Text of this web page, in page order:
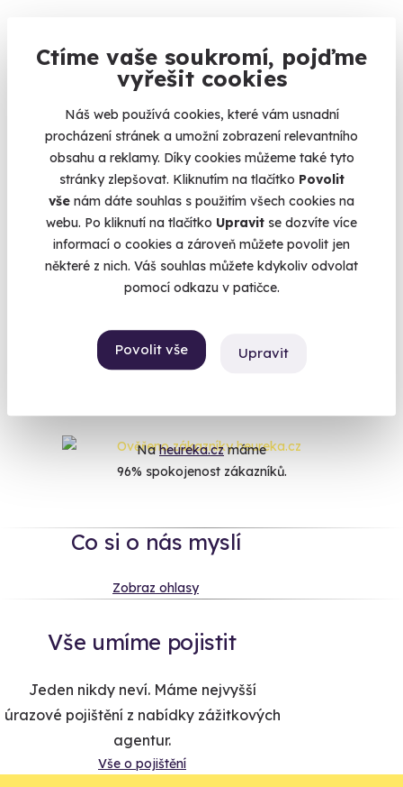
Ctíme vaše soukromí, pojďme
vyřešit cookies
Náš web používá cookies, které vám usnadní
procházení stránek a umožní zobrazení relevantního
obsahu a reklamy. Díky cookies můžeme také tyto
stránky zlepšovat. Kliknutím na tlačítko Povolit
vše nám dáte souhlas s použitím všech cookies na
webu. Po kliknutí na tlačítko Upravit se dozvíte více
informací o cookies a zároveň můžete povolit jen
některé z nich. Váš souhlas můžete kdykoliv odvolat
pomocí odkazu v patičce.
Povolit vše Upravit
Zážitková střelba pro nadšence - 18 zbraní
Vystřílíte celkem 110 nábojů!
Katusice (okres Mladá Boleslav)
(+ 28 dalších lokalit)
3 999 Kč
Zobrazit zážitky na mapě
Darujte letos neobyčejný dárek. Darujte zážitek.
Naheureka.czmáme
96% spokojenost zákazníků.
Co si o nás myslí
Zobraz ohlasy
Vše umíme pojistit
Jeden nikdy neví. Máme nejvyšší
úrazové pojištění z nabídky zážitkových
agentur.
Vše o pojištění